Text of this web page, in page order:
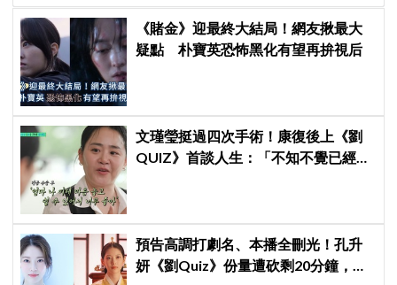
《賭金》迎最終大結局！網友揪最大
疑點 朴寶英恐怖黑化有望再拚視后
文瑾瑩挺過四次手術！康復後上《劉
QUIZ》首談人生：「不知不覺已經40
預告高調打劇名、本播全刪光！孔升
妍《劉Quiz》份量遭砍剩20分鐘，